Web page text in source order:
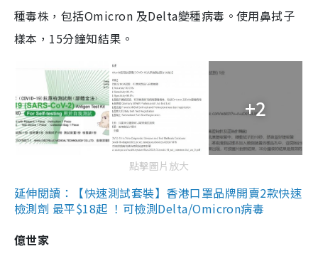
種毒株，包括Omicron 及Delta變種病毒。使用鼻拭子
樣本，15分鐘知結果。
+2
點擊圖片放大
延伸閱讀：【快速測試套裝】香港口罩品牌開賣2款快速
檢測劑 最平$18起 ！可檢測Delta/Omicron病毒
億世家